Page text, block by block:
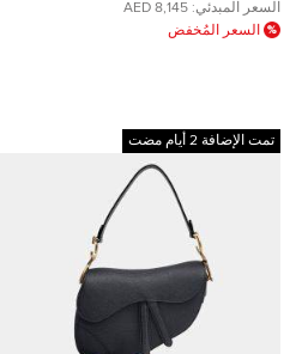
السعر المبدئي: 8,145 AED
السعر المُخفض
تمت الإضافة 2 أيام مضت